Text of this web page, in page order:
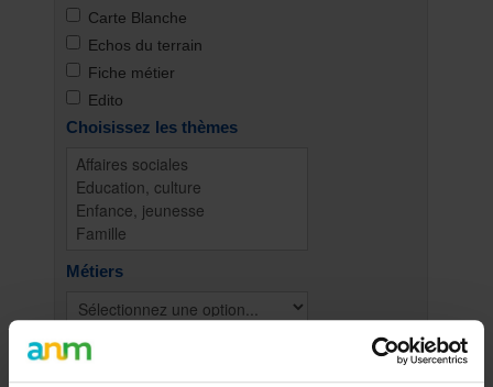
Carte Blanche
Echos du terrain
Fiche métier
Edito
Choisissez les thèmes
Métiers